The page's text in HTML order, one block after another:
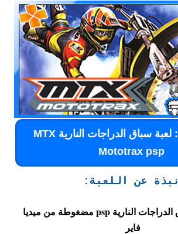
: لعبة سباق الدراجات النارية MTX
Mototrax psp
نبذة عن اللعبة:
تحميل لعبة سباق الدراجات النارية psp مضغوطة من ميديا
فاير